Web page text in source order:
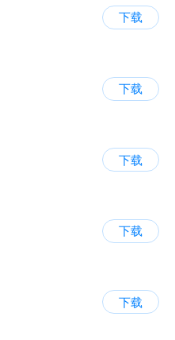
下载
下载
下载
下载
下载